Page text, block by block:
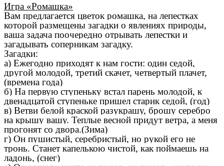
Игра «Ромашка»
Вам предлагается цветок ромашка, на лепестках
которой размещены загадки о явлениях природы,
ваша задача поочередно отрывать лепестки и
загадывать соперникам загадку.
Загадки:
а) Ежегодно приходят к нам гости: один седой,
другой молодой, третий скачет, четвертый плачет,
(времена года)
б) На первую ступеньку встал парень молодой, к
двенадцатой ступеньке пришел старик седой, (год)
в) Ветви белой краской разукрашу, брошу серебро
на крышу вашу. Теплые весной придут ветра, а меня
прогонят со двора.(Зима)
г) Он пушистый, серебристый, но рукой его не
тронь. Станет капелькою чистой, как поймаешь на
ладонь, (снег)